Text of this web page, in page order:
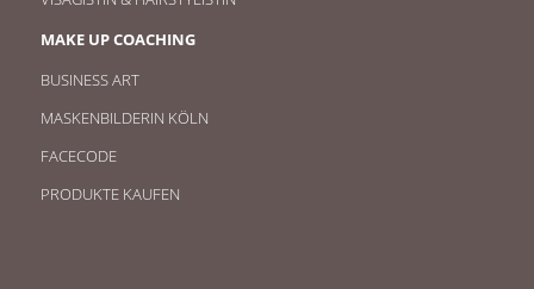
MAKE UP COACHING
BUSINESS ART
MASKENBILDERIN KÖLN
FACECODE
PRODUKTE KAUFEN